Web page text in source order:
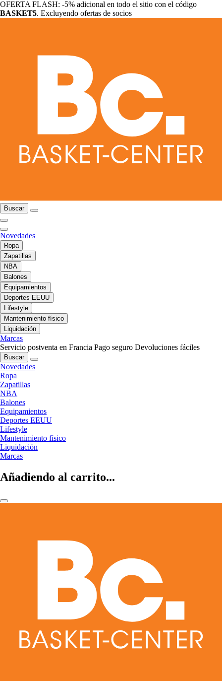
OFERTA FLASH: -5% adicional en todo el sitio con el código
BASKET5. Excluyendo ofertas de socios
Buscar
Novedades
Ropa
Zapatillas
NBA
Balones
Equipamientos
Deportes EEUU
Lifestyle
Mantenimiento físico
Liquidación
Marcas
Servicio postventa en Francia Pago seguro Devoluciones fáciles
Buscar
Novedades
Ropa
Zapatillas
NBA
Balones
Equipamientos
Deportes EEUU
Lifestyle
Mantenimiento físico
Liquidación
Marcas
Añadiendo al carrito...